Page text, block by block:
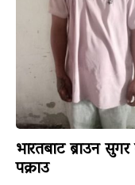
भारतबाट ब्राउन
पक्राउ